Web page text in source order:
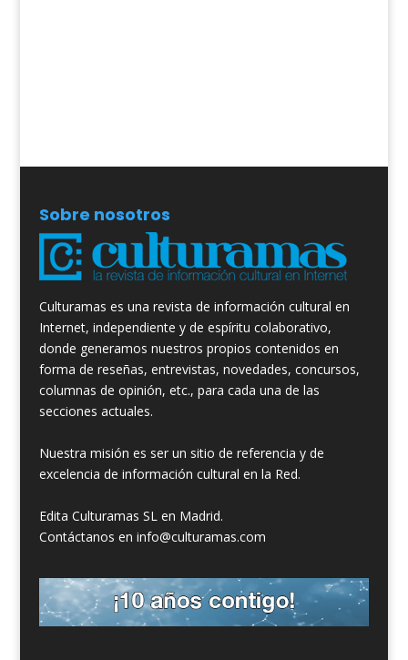
Sobre nosotros
Culturamas es una revista de información cultural en
Internet, independiente y de espíritu colaborativo,
donde generamos nuestros propios contenidos en
forma de reseñas, entrevistas, novedades, concursos,
columnas de opinión, etc., para cada una de las
secciones actuales.
Nuestra misión es ser un sitio de referencia y de
excelencia de información cultural en la Red.
Edita Culturamas SL en Madrid.
Contáctanos en info@culturamas.com